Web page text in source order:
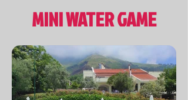
MINI WATER GAME